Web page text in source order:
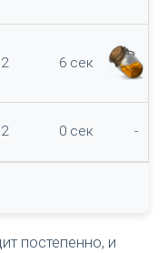
2 6 сек
2 0 сек -
постепенно, и